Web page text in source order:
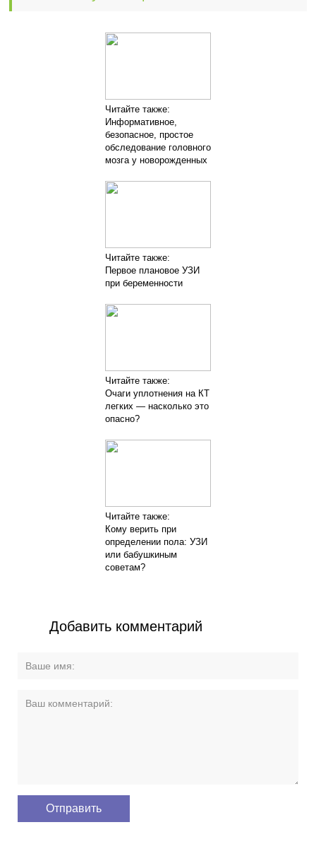
Читайте также:
Информативное,
безопасное, простое
обследование головного
мозга у новорожденных
Читайте также:
Первое плановое УЗИ
при беременности
Читайте также:
Очаги уплотнения на КТ
легких — насколько это
опасно?
Читайте также:
Кому верить при
определении пола: УЗИ
или бабушкиным
советам?
Добавить комментарий